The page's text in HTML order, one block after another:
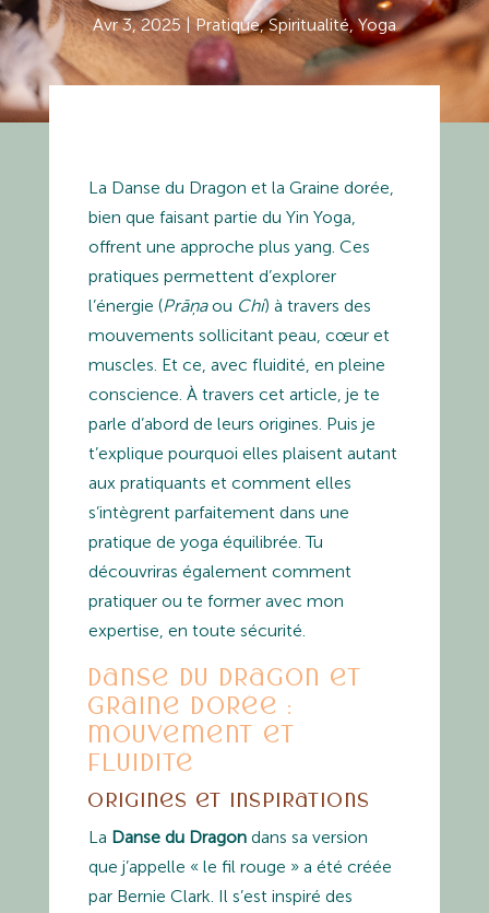
Avr 3, 2025|Pratique,Spiritualité,Yoga
La Danse du Dragon et la Graine dorée,
bien que faisant partie du Yin Yoga,
offrent une approche plus yang. Ces
pratiques permettent d’explorer
l’énergie (Prāņaou Chi) à travers des
mouvements sollicitant peau, cœur et
muscles. Et ce, avec fluidité, en pleine
conscience. À travers cet article, je te
parle d’abord de leurs origines. Puis je
t’explique pourquoi elles plaisent autant
aux pratiquants et comment elles
s’intègrent parfaitement dans une
pratique de yoga équilibrée. Tu
découvriras également comment
pratiquer ou te former avec mon
expertise, en toute sécurité.
Danse du Dragon et
Graine dorée :
mouvement et
fluidité
Origines et inspirations
La Danse du Dragondans sa version
que j’appelle « le fil rouge » a été créée
par Bernie Clark. Il s’est inspiré des